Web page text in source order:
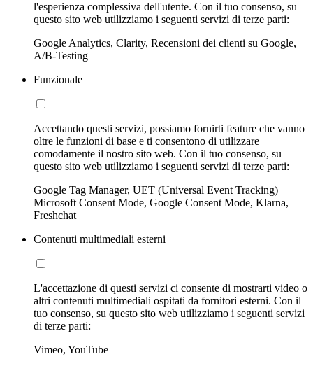
l'esperienza complessiva dell'utente. Con il tuo consenso, su
questo sito web utilizziamo i seguenti servizi di terze parti:
Google Analytics, Clarity, Recensioni dei clienti su Google,
A/B-Testing
Funzionale
Accettando questi servizi, possiamo fornirti feature che vanno
oltre le funzioni di base e ti consentono di utilizzare
comodamente il nostro sito web. Con il tuo consenso, su
questo sito web utilizziamo i seguenti servizi di terze parti:
Google Tag Manager, UET (Universal Event Tracking)
Microsoft Consent Mode, Google Consent Mode, Klarna,
Freshchat
Contenuti multimediali esterni
L'accettazione di questi servizi ci consente di mostrarti video o
altri contenuti multimediali ospitati da fornitori esterni. Con il
tuo consenso, su questo sito web utilizziamo i seguenti servizi
di terze parti:
Vimeo, YouTube